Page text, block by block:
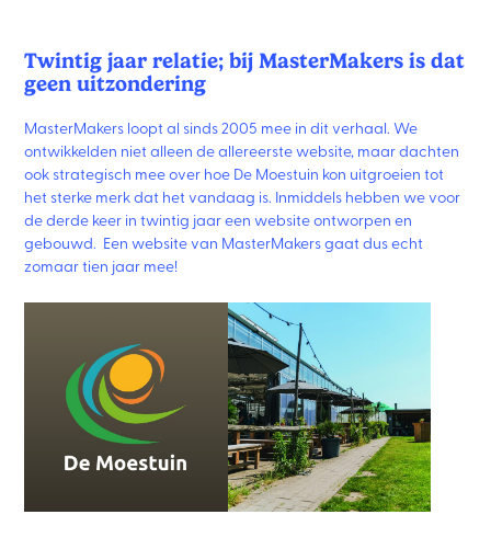
Twintig jaar relatie; bij MasterMakers is dat
geen uitzondering
MasterMakers loopt al sinds 2005 mee in dit verhaal. We
ontwikkelden niet alleen de allereerste website, maar dachten
ook strategisch mee over hoe De Moestuin kon uitgroeien tot
het sterke merk dat het vandaag is. Inmiddels hebben we voor
de derde keer in twintig jaar een website ontworpen en
gebouwd. Een website van MasterMakers gaat dus echt
zomaar tien jaar mee!